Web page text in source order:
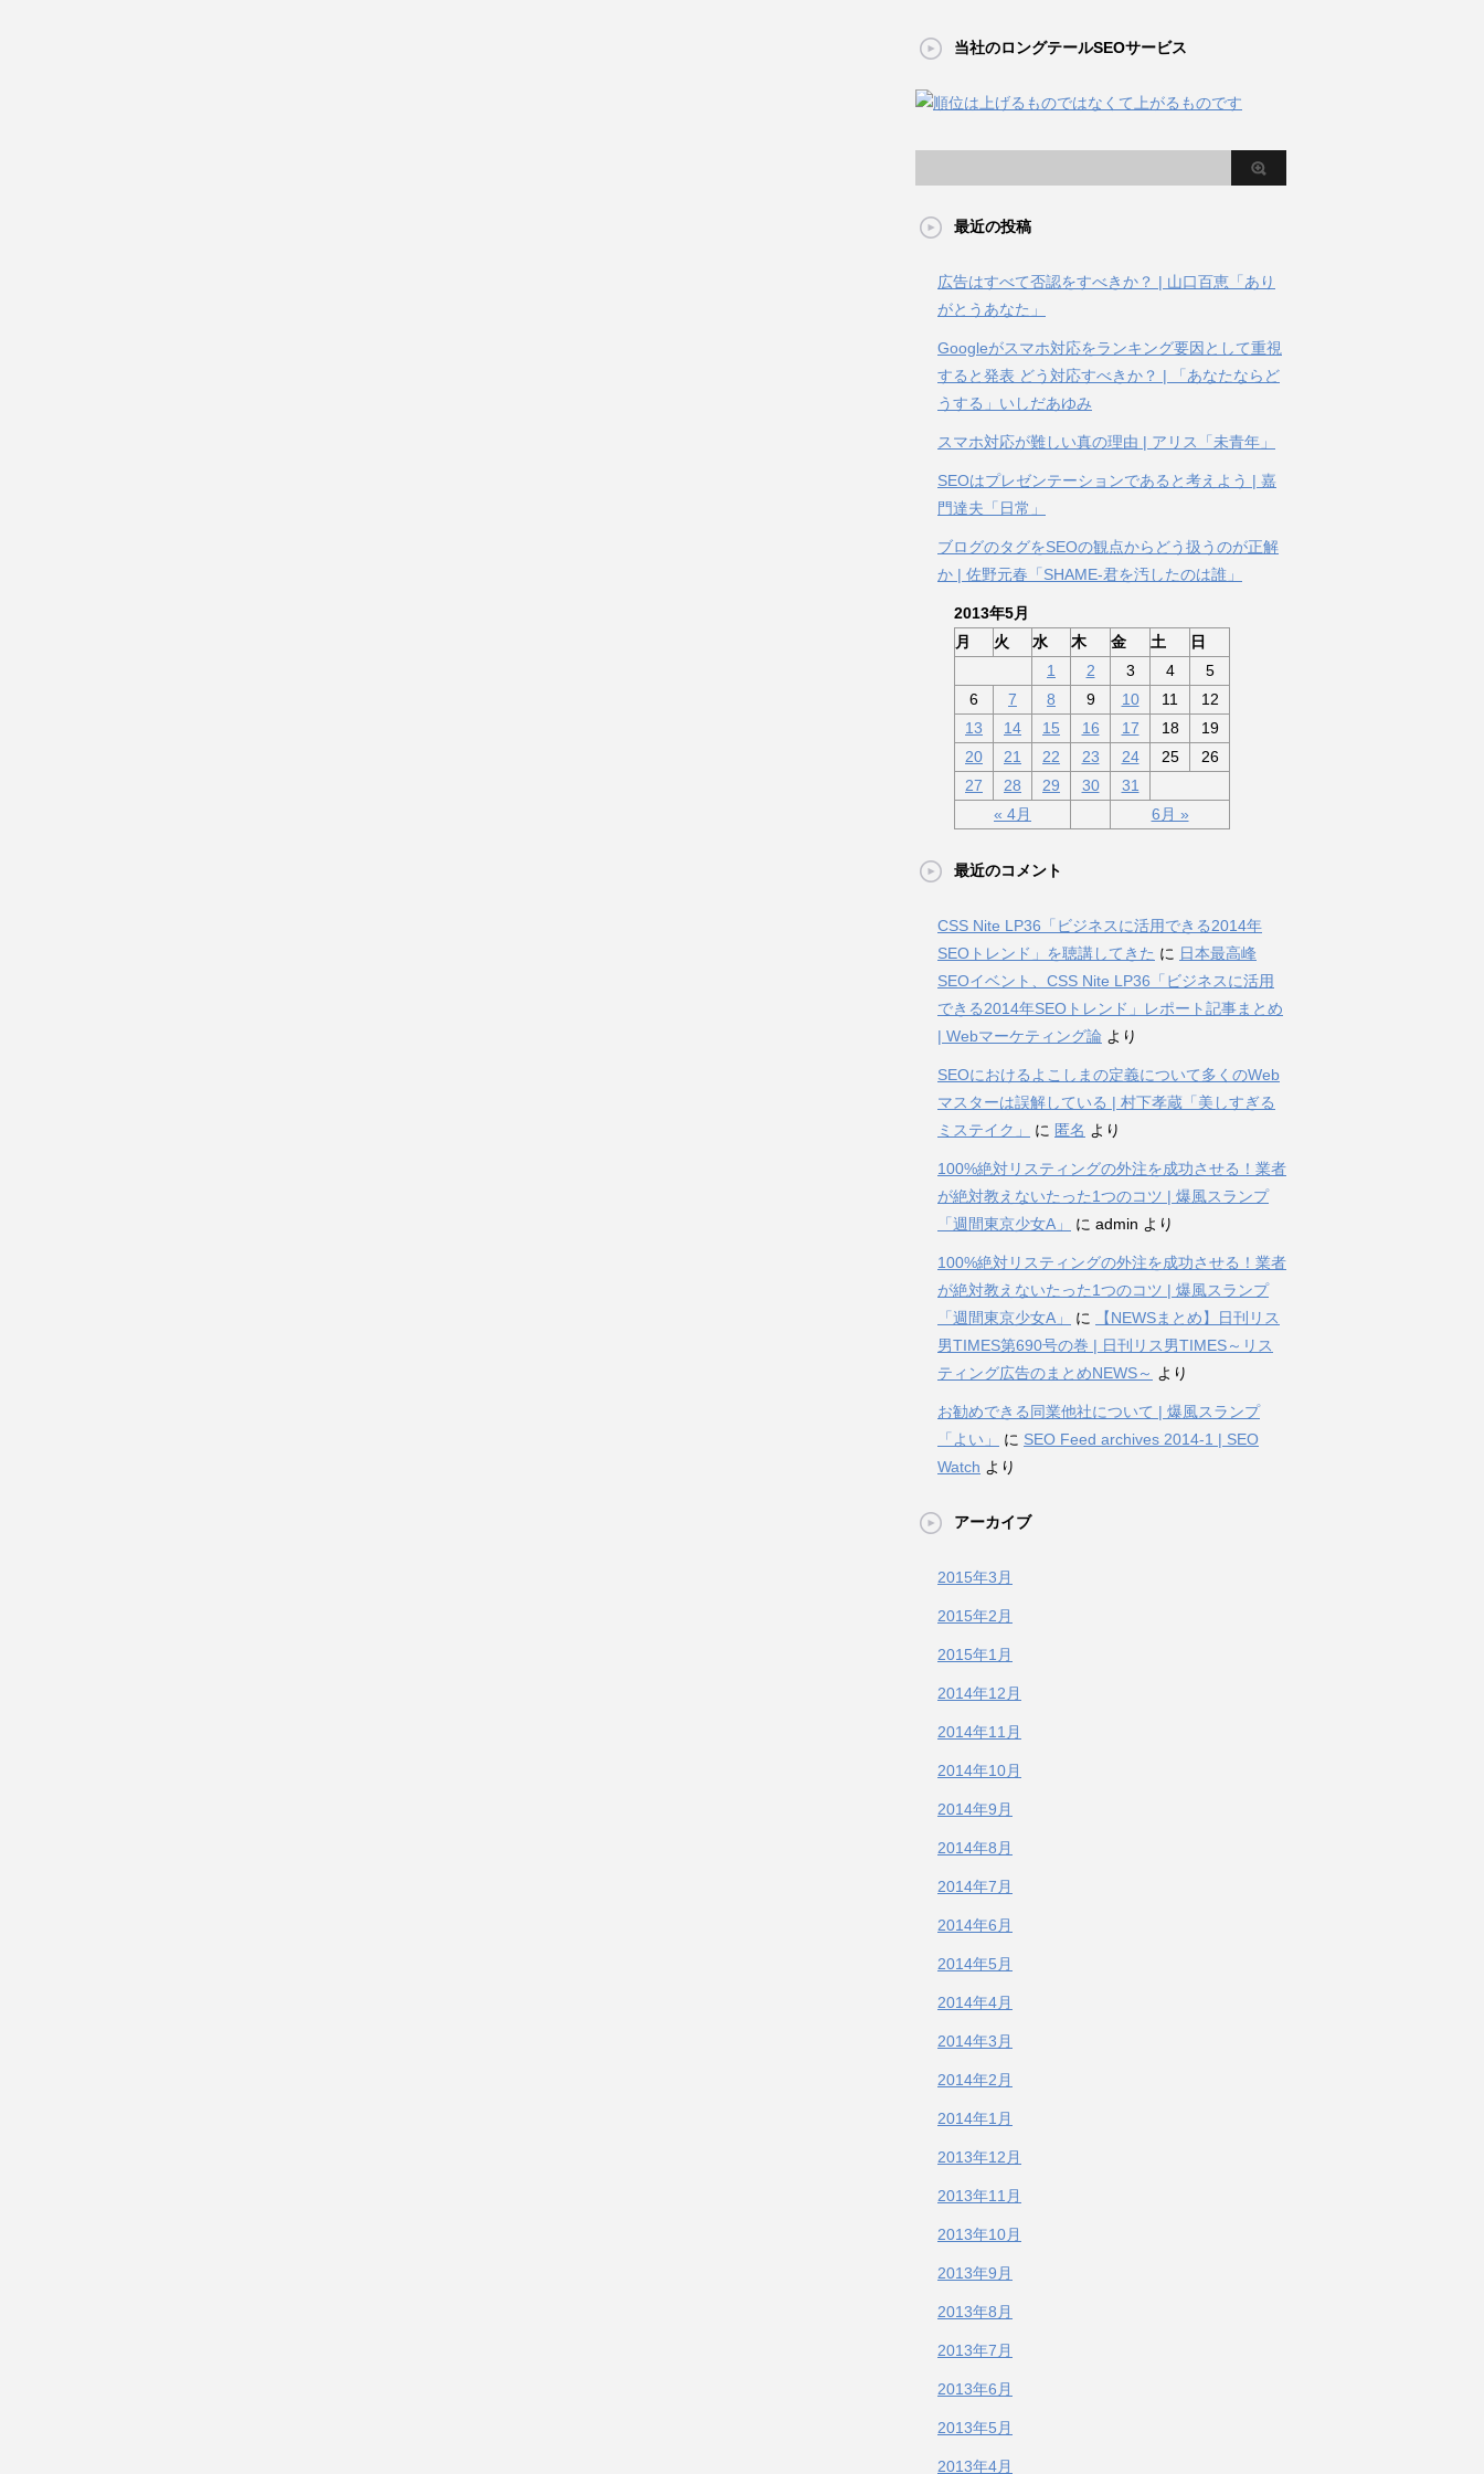
当社のロングテールSEOサービス
最近の投稿
広告はすべて否認をすべきか？ | 山口百恵「あり
がとうあなた」
Googleがスマホ対応をランキング要因として重視
すると発表 どう対応すべきか？ | 「あなたならど
うする」いしだあゆみ
スマホ対応が難しい真の理由 | アリス「未青年」
SEOはプレゼンテーションであると考えよう | 嘉
門達夫「日常」
ブログのタグをSEOの観点からどう扱うのが正解
か | 佐野元春「SHAME-君を汚したのは誰」
2013年5月
月
火 水 木 金 土 日
« 4月 6月 »
1 2 3 4
5
6
7 8 9 10 11
12
13
14 15 16 17 18
19
20
21 22 23 24 25
26
27
28 29 30 31
最近のコメント
CSS Nite LP36「ビジネスに活用できる2014年
SEOトレンド」を聴講してきた に 日本最高峰
SEOイベント、CSS Nite LP36「ビジネスに活用
できる2014年SEOトレンド」レポート記事まとめ
| Webマーケティング論 より
SEOにおけるよこしまの定義について多くのWeb
マスターは誤解している | 村下孝蔵「美しすぎる
ミステイク」
に 匿名 より
100%絶対リスティングの外注を成功させる！業者
が絶対教えないたった1つのコツ | 爆風スランプ
「週間東京少女A」
に admin より
100%絶対リスティングの外注を成功させる！業者
が絶対教えないたった1つのコツ | 爆風スランプ
「週間東京少女A」
に
【NEWSまとめ】日刊リス
男TIMES第690号の巻 | 日刊リス男TIMES～リス
ティング広告のまとめNEWS～ より
お勧めできる同業他社について | 爆風スランプ
「よい」
に SEO Feed archives 2014-1 | SEO
Watch より
アーカイブ
2015年3月
2015年2月
2015年1月
2014年12月
2014年11月
2014年10月
2014年9月
2014年8月
2014年7月
2014年6月
2014年5月
2014年4月
2014年3月
2014年2月
2014年1月
2013年12月
2013年11月
2013年10月
2013年9月
2013年8月
2013年7月
2013年6月
2013年5月
2013年4月